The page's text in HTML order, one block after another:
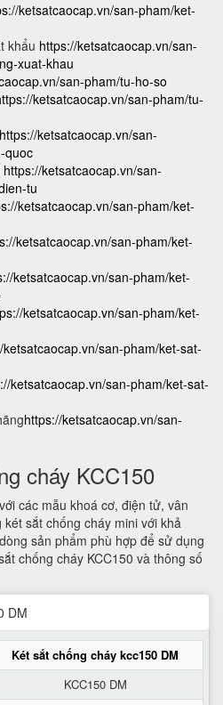
ketsatcaocap.vn/san-pham/ket-
khẩu https://ketsatcaocap.vn/san-
xuat-khau
san-pham/tu-ho-so
ketsatcaocap.vn/san-pham/tu-
https://ketsatcaocap.vn/san-
quoc
https://ketsatcaocap.vn/san-
tu
ketsatcaocap.vn/san-pham/ket-
ketsatcaocap.vn/san-pham/ket-
ketsatcaocap.vn/san-pham/ket-
ketsatcaocap.vn/san-pham/ket-
ketsatcaocap.vn/san-pham/ket-sat-
ketsatcaocap.vn/san-pham/ket-sat-
https://ketsatcaocap.vn/san-
cháy KCC150
các mẫu khoá cơ, điện tử, vân
sắt chống cháy mini với khả
sản phẩm phù hợp để sử dụng
chống cháy KCC150 và thông số
Két sắt chống cháy kcc150 DM
KCC150 DM